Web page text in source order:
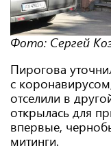
Фото: Сергей
Пирогова
с
отселили в
открылась для
впервые,
митинги.